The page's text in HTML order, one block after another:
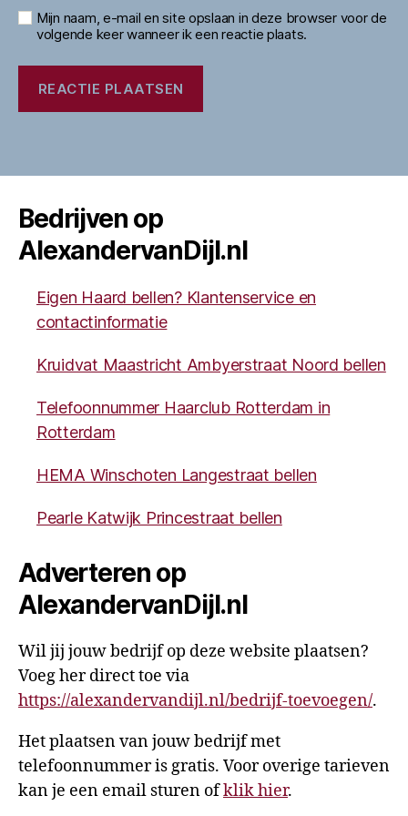
Mijn naam, e-mail en site opslaan in deze browser voor de
volgende keer wanneer ik een reactie plaats.
Bedrijven op
AlexandervanDijl.nl
Eigen Haard bellen? Klantenservice en
contactinformatie
Kruidvat Maastricht Ambyerstraat Noord bellen
Telefoonnummer Haarclub Rotterdam in
Rotterdam
HEMA Winschoten Langestraat bellen
Pearle Katwijk Princestraat bellen
Adverteren op
AlexandervanDijl.nl
Wil jij jouw bedrijf op deze website plaatsen?
Voeg her direct toe via
https://alexandervandijl.nl/bedrijf-toevoegen/.
Het plaatsen van jouw bedrijf met
telefoonnummer is gratis. Voor overige tarieven
kan je een email sturen ofklik hier.